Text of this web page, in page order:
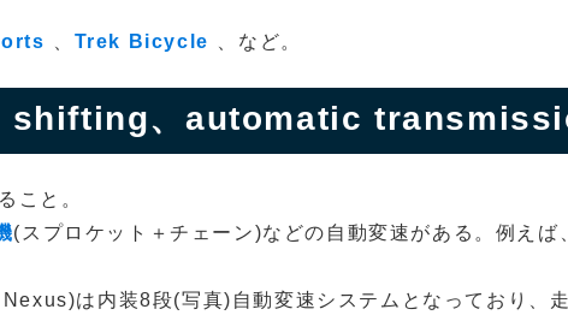
Trek Bicycle 、など。
shifting、automatic
こと。
(スプロケット＋チェーン)などの自動変速がある。例えば
は内装8段(写真)自動変速システムとなっており、